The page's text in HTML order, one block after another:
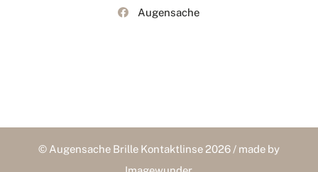
Augensache
© Augensache Brille Kontaktlinse 2026 / made by